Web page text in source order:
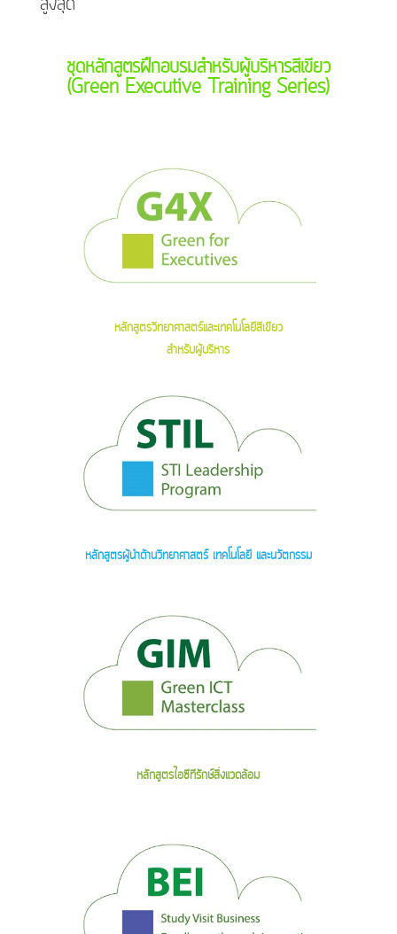
ชุดหลักสูตรฝึกอบรมสำหรับผู้บริหารสีเขียว
(Green Executive Training Series)
หลักสูตรวิทยาศาสตร์และเทคโนโลยีสีเขียว
สำหรับผู้บริหาร
หลักสูตรผู้นำด้านวิทยาศาสตร์ เทคโนโลยี และนวัตกรรม
หลักสูตรไอซีทีรักษ์สิ่งแวดล้อม